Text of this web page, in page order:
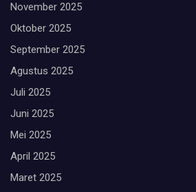
November 2025
Oktober 2025
September 2025
Agustus 2025
Juli 2025
Juni 2025
Mei 2025
April 2025
Maret 2025